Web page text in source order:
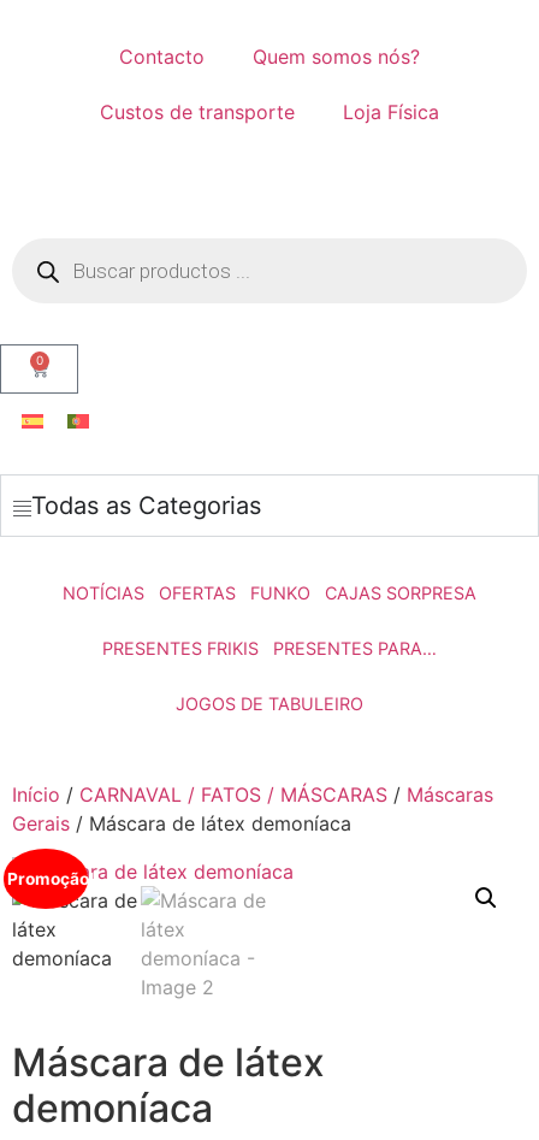
Contacto Quem somos nós?
Custos de transporte Loja Física
0
Todas as Categorias
NOTÍCIAS OFERTAS FUNKO CAJAS SORPRESA
PRESENTES FRIKIS PRESENTES PARA…
JOGOS DE TABULEIRO
Início / CARNAVAL / FATOS / MÁSCARAS / Máscaras
Gerais / Máscara de látex demoníaca
Promoção!
Máscara de látex
demoníaca